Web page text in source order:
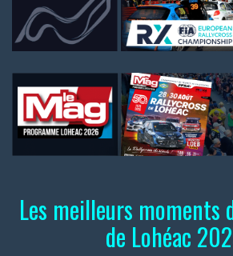
Les meilleurs moments
de Lohéac